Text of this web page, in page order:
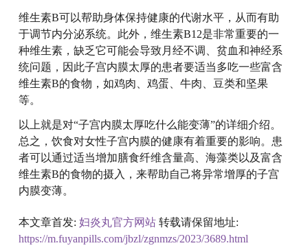
维生素B可以帮助身体保持健康的代谢水平，从而有助
于调节内分泌系统。此外，维生素B12是非常重要的一
种维生素，缺乏它可能会导致月经不调、贫血和神经系
统问题，因此子宫内膜太厚的患者要适当多吃一些富含
维生素B的食物，如鸡肉、鸡蛋、牛肉、豆类和坚果
等。
以上就是对“子宫内膜太厚吃什么能变薄”的详细介绍。
总之，饮食对女性子宫内膜的健康有着重要的影响。患
者可以通过适当增加膳食纤维含量高、海藻类以及富含
维生素B的食物的摄入，来帮助自己将异常增厚的子宫
内膜变薄。
本文章首发: 妇炎丸官方网站 转载请保留地址:
https://m.fuyanpills.com/jbzl/zgnmzs/2023/3689.html